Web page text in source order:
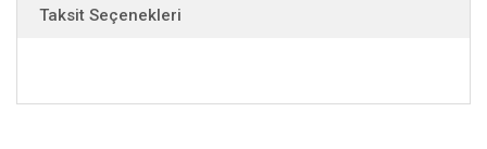
Taksit Seçenekleri